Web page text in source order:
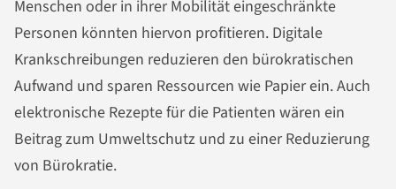
Menschen oder in ihrer Mobilität eingeschränkte
Personen könnten hiervon profitieren. Digitale
Krankschreibungen reduzieren den bürokratischen
Aufwand und sparen Ressourcen wie Papier ein. Auch
elektronische Rezepte für die Patienten wären ein
Beitrag zum Umweltschutz und zu einer Reduzierung
von Bürokratie.